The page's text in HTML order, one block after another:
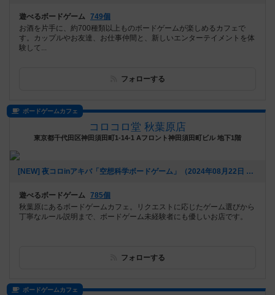
遊べるボードゲーム 749個
お酒を片手に、約700種類以上ものボードゲームが楽しめるカフェで
す。カップルやお友達、お仕事仲間と、新しいエンターテイメントを体
験して...
フォローする
ボードゲームカフェ
コロコロ堂 秋葉原店
東京都千代田区神田須田町1-14-1 Aフロント神田須田町ビル 地下1階
[NEW] 夜コロinアキバ「空想科学ボードゲーム」（2024年08月22日 18時03分）
遊べるボードゲーム 785個
秋葉原にあるボードゲームカフェ。リクエストに応じたゲーム選びから
丁寧なルール説明まで、ボードゲーム未経験者にも優しいお店です。
フォローする
ボードゲームカフェ